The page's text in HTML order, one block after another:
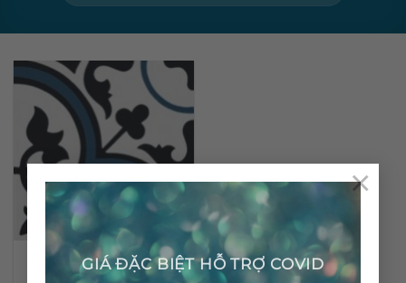
GIÁ ĐẶC BIỆT HỖ TRỢ COVID
×
Gạch bông cổ điển CTS
2.5